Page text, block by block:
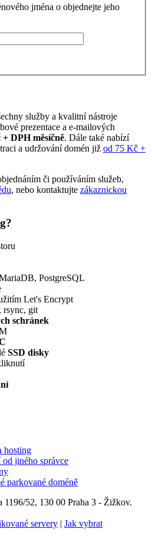
jména o objednejte jeho
služby a kvalitní nástroje
prezentace a e‑mailových
+ DPH měsíčně. Dále také nabízí
a udržování domén již od 75 Kč +
či používáním služeb,
, nebo kontaktujte zákaznickou
PostgreSQL
Let's Encrypt
rsync, git
schránek
SSD disky
hosting
od jiného správce
parkované doméně
1196/52, 130 00 Praha 3 - Žižkov.
servery | Jak vybrat